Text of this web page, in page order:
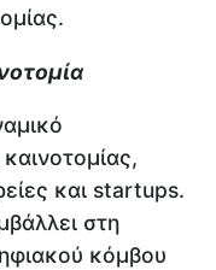
και startups.
στη
κόμβου